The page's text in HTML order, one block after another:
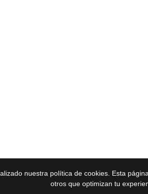
nuestra política de cookies. Esta
otros que optimizan tu